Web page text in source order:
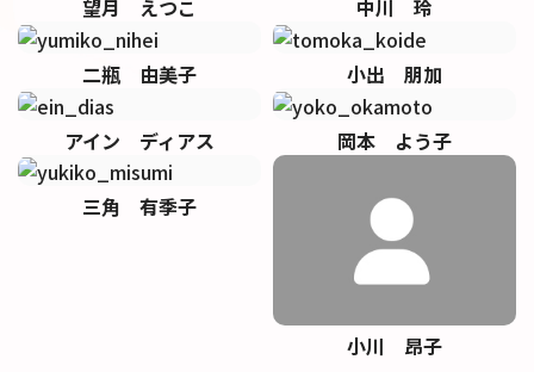
望月 えつこ 中川 玲
二瓶 由美子 小出 朋加
アイン ディアス 岡本 よう子
三角 有季子
小川 昂子